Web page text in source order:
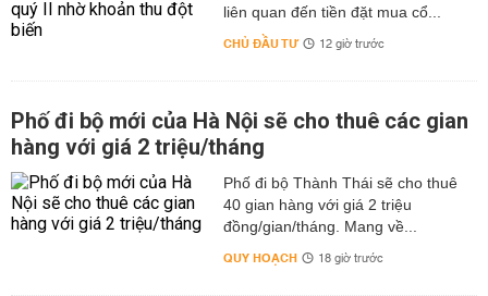
liên quan đến tiền đặt mua cổ...
CHỦ ĐẦU TƯ 12 giờ trước
Phố đi bộ mới của Hà Nội sẽ cho thuê các gian
hàng với giá 2 triệu/tháng
Phố đi bộ Thành Thái sẽ cho thuê
40 gian hàng với giá 2 triệu
đồng/gian/tháng. Mang về...
QUY HOẠCH 18 giờ trước